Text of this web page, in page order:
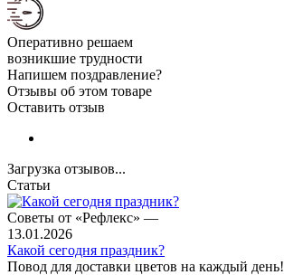
Оперативно решаем
возникшие трудности
Напишем поздравление?
Отзывы об этом товаре
Оставить отзыв
Загрузка отзывов...
Статьи
Советы от «Рефлекс» —
13.01.2026
Какой сегодня праздник?
Повод для доставки цветов на каждый день!